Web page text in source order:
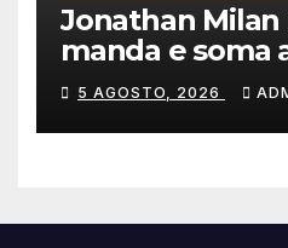
Jonathan
manda e soma
consecutiva na
Polónia
5 AGOSTO, 2026